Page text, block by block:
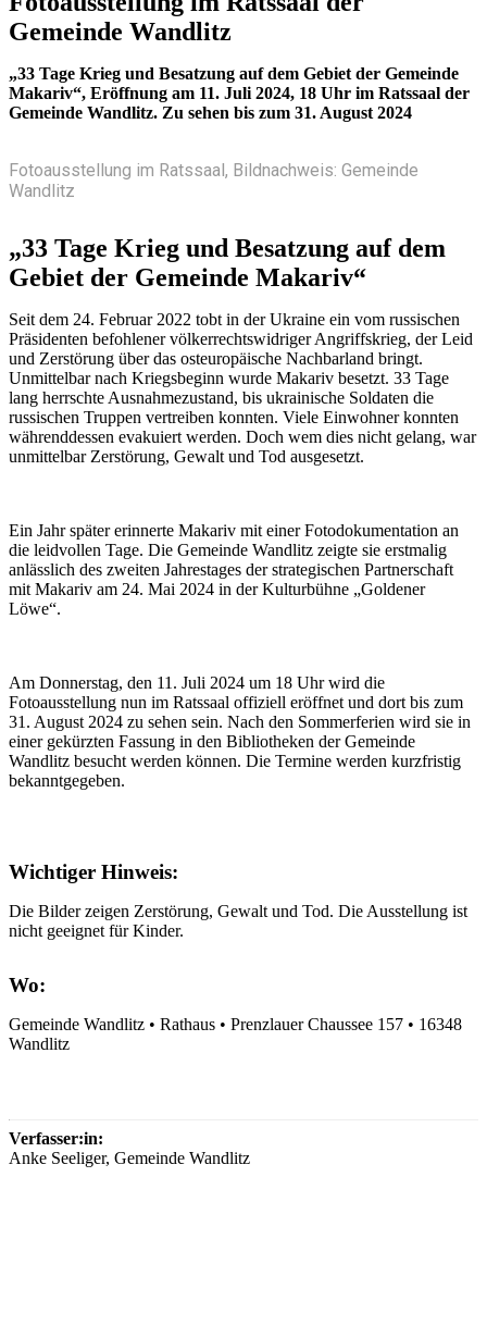
Gemeinde Wandlitz
„33 Tage Krieg und Besatzung auf dem Gebiet der Gemeinde
Makariv“, Eröffnung am 11. Juli 2024, 18 Uhr im Ratssaal der
Gemeinde Wandlitz. Zu sehen bis zum 31. August 2024
Fotoausstellung im Ratssaal, Bildnachweis: Gemeinde
Wandlitz
„33 Tage Krieg und Besatzung auf dem
Gebiet der Gemeinde Makariv“
Seit dem 24. Februar 2022 tobt in der Ukraine ein vom russischen
Präsidenten befohlener völkerrechtswidriger Angriffskrieg, der Leid
und Zerstörung über das osteuropäische Nachbarland bringt.
Unmittelbar nach Kriegsbeginn wurde Makariv besetzt. 33 Tage
lang herrschte Ausnahmezustand, bis ukrainische Soldaten die
russischen Truppen vertreiben konnten. Viele Einwohner konnten
währenddessen evakuiert werden. Doch wem dies nicht gelang, war
unmittelbar Zerstörung, Gewalt und Tod ausgesetzt.
Ein Jahr später erinnerte Makariv mit einer Fotodokumentation an
die leidvollen Tage. Die Gemeinde Wandlitz zeigte sie erstmalig
anlässlich des zweiten Jahrestages der strategischen Partnerschaft
mit Makariv am 24. Mai 2024 in der Kulturbühne „Goldener
Löwe“.
Am Donnerstag, den 11. Juli 2024 um 18 Uhr wird die
Fotoausstellung nun im Ratssaal offiziell eröffnet und dort bis zum
31. August 2024 zu sehen sein. Nach den Sommerferien wird sie in
einer gekürzten Fassung in den Bibliotheken der Gemeinde
Wandlitz besucht werden können. Die Termine werden kurzfristig
bekanntgegeben.
Wichtiger Hinweis:
Die Bilder zeigen Zerstörung, Gewalt und Tod. Die Ausstellung ist
nicht geeignet für Kinder.
Wo:
Gemeinde Wandlitz • Rathaus • Prenzlauer Chaussee 157 • 16348
Wandlitz
Verfasser:in:
Anke Seeliger, Gemeinde Wandlitz